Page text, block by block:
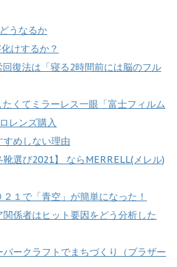
うなるか
けするか？
復法は「寝る2時間前には脳のフル
くてミラーレス一眼「富士フィルム
レンズ購入
すめしない理由
靴選び2021】 ならMERRELL(メレル)
１で「青空」が簡単になった！
係者はヒット要因をどう分析した
ークラフトでまちづくり（ブラザー